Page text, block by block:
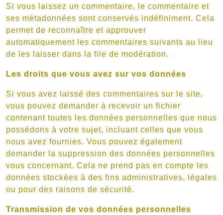
Si vous laissez un commentaire, le commentaire et
ses métadonnées sont conservés indéfiniment. Cela
permet de reconnaître et approuver
automatiquement les commentaires suivants au lieu
de les laisser dans la file de modération.
Les droits que vous avez sur vos données
Si vous avez laissé des commentaires sur le site,
vous pouvez demander à recevoir un fichier
contenant toutes les données personnelles que nous
possédons à votre sujet, incluant celles que vous
nous avez fournies. Vous pouvez également
demander la suppression des données personnelles
vous concernant. Cela ne prend pas en compte les
données stockées à des fins administratives, légales
ou pour des raisons de sécurité.
Transmission de vos données personnelles